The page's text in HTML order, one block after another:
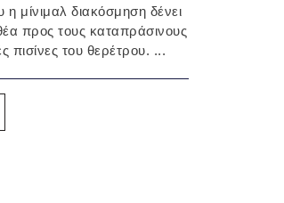
μίνιμαλ διακόσμηση δένει
προς τους καταπράσινους
πισίνες του θερέτρου. ...